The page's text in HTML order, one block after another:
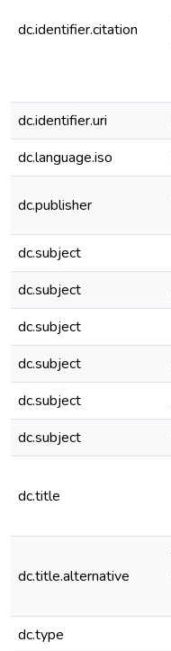
dc.identifier.citation
dc.identifier.uri
dc.language.iso
dc.publisher
dc.subject
dc.subject
dc.subject
dc.subject
dc.subject
dc.subject
dc.title
dc.title.alternative
dc.type